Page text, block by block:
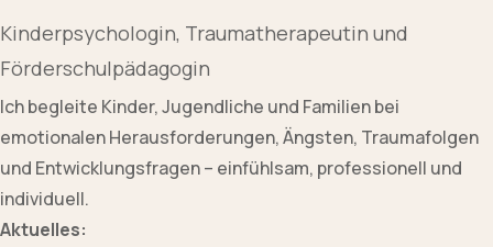
Kinderpsychologin, Traumatherapeutin und
Förderschulpädagogin
Ich begleite Kinder, Jugendliche und Familien bei
emotionalen Herausforderungen, Ängsten, Traumafolgen
und Entwicklungsfragen – einfühlsam, professionell und
individuell.
Aktuelles: